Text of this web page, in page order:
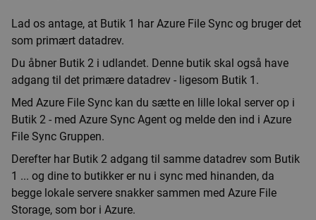
Lad os antage, at Butik 1 har Azure File Sync og bruger det
som primært datadrev.
Du åbner Butik 2 i udlandet. Denne butik skal også have
adgang til det primære datadrev - ligesom Butik 1.
Med Azure File Sync kan du sætte en lille lokal server op i
Butik 2 - med Azure Sync Agent og melde den ind i Azure
File Sync Gruppen.
Derefter har Butik 2 adgang til samme datadrev som Butik
1 ... og dine to butikker er nu i sync med hinanden, da
begge lokale servere snakker sammen med Azure File
Storage, som bor i Azure.